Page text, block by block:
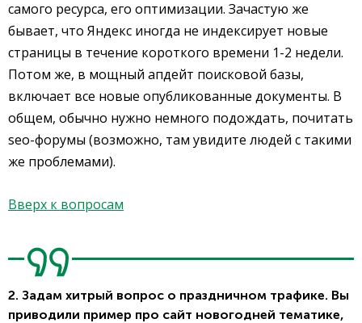
самого ресурса, его оптимизации. Зачастую же
бывает, что Яндекс иногда не индексирует новые
страницы в течение короткого времени 1-2 недели.
Потом же, в мощный апдейт поисковой базы,
включает все новые опубликованные документы. В
общем, обычно нужно немного подождать, почитать
seo-форумы (возможно, там увидите людей с такими
же проблемами).
Вверх к вопросам
2. Задам хитрый вопрос о праздничном трафике. Вы
приводили пример про сайт новогодней тематике,